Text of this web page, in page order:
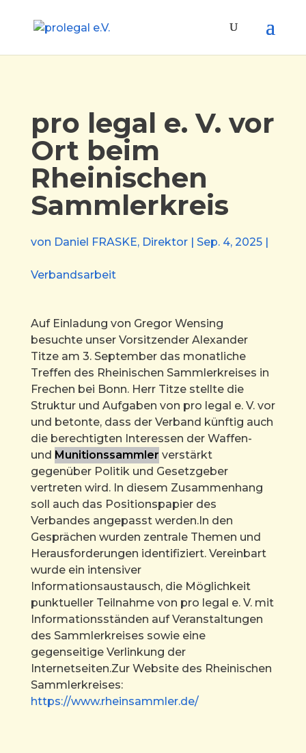
pro legal e. V. vor
Ort beim
Rheinischen
Sammlerkreis
von Daniel FRASKE, Direktor| Sep. 4, 2025|
Verbandsarbeit
Auf Einladung von Gregor Wensing
besuchte unser Vorsitzender Alexander
Titze am 3. September das monatliche
Treffen des Rheinischen Sammlerkreises in
Frechen bei Bonn. Herr Titze stellte die
Struktur und Aufgaben von pro legal e. V. vor
und betonte, dass der Verband künftig auch
die berechtigten Interessen der Waffen-
und Munitionssammler verstärkt
gegenüber Politik und Gesetzgeber
vertreten wird. In diesem Zusammenhang
soll auch das Positionspapier des
Verbandes angepasst werden.In den
Gesprächen wurden zentrale Themen und
Herausforderungen identifiziert. Vereinbart
wurde ein intensiver
Informationsaustausch, die Möglichkeit
punktueller Teilnahme von pro legal e. V. mit
Informationsständen auf Veranstaltungen
des Sammlerkreises sowie eine
gegenseitige Verlinkung der
Internetseiten.Zur Website des Rheinischen
Sammlerkreises:
https://www.rheinsammler.de/